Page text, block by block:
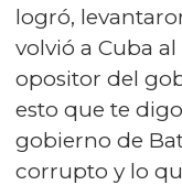
logró,
volvió a Cuba
opositor del
esto que te
gobierno de
corrupto y lo